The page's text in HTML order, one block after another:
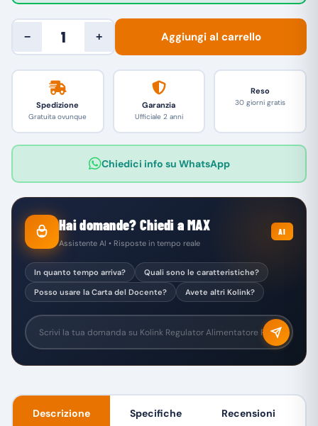
− + Aggiungi al carrello
Spedizione
Gratuita ovunque
Garanzia
Ufficiale 2 anni
Reso
30 giorni gratis
Chiedici info su WhatsApp
Hai domande? Chiedi a MAX
Assistente AI • Risposte in tempo reale
AI
In quanto tempo arriva?
Quali sono le caratteristiche?
Posso usare la Carta del Docente?
Avete altri Kolink?
Descrizione Specifiche Recensioni